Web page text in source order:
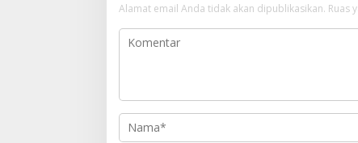
Alamat email Anda tidak akan dipublikasikan. Ruas